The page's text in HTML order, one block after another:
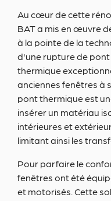
Au cœur de cette
BAT a mis en œuvre
à la pointe de la
d'une rupture de
thermique
anciennes fenêtres à
pont thermique est
insérer un matériau
intérieures et
limitant ainsi les
Pour parfaire le
fenêtres ont été
et motorisés. Cette